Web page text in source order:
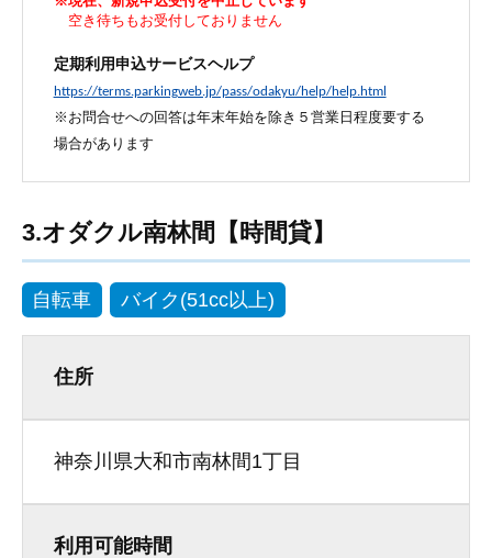
空き待ちもお受付しておりません
定期利用申込サービスヘルプ
https://terms.parkingweb.jp/pass/odakyu/help/help.html
※お問合せへの回答は年末年始を除き５営業日程度要する
場合があります
3.オダクル南林間【時間貸】
自転車 バイク(51cc以上)
住所
神奈川県大和市南林間1丁目
利用可能時間